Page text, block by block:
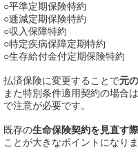
○平準定期保険特約
○逓減定期保険特約
○収入保障特約
○特定疾病保障定期特約
○生存給付金付定期保険特約
払済保険に変更することで元
また特別条件適用契約の場合は
で注意が必要です。
既存の生命保険契約を見直す
ことが大きなポイントになりま